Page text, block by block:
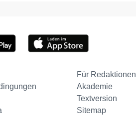
Für Redaktionen
Akademie
Textversion
Sitemap